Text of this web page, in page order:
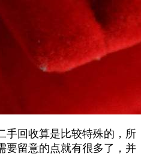
手回收算是比较特殊的，所
要留意的点就有很多了，并